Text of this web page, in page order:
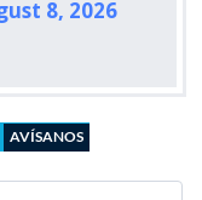
8, 2026
AVÍSANOS